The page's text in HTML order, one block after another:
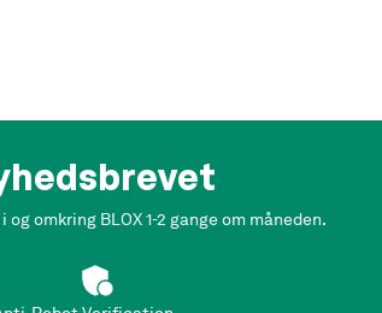
omkring BLOX 1-2 gange om måneden.